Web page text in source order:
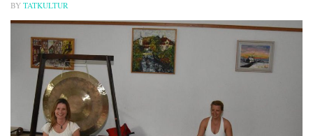
BY TATKULTUR